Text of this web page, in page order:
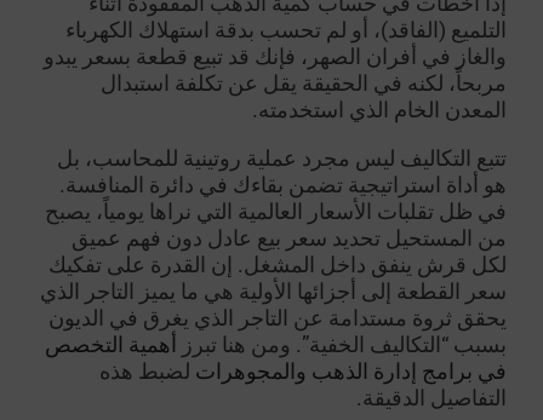
التلميع (الفاقد)، أو لم تحسب بدقة استهلاك الكهرباء
والغاز في أفران الصهر، فإنك قد تبيع قطعة بسعر يبدو
مربحاً، لكنه في الحقيقة يقل عن تكلفة استبدال
المعدن الخام الذي استخدمته.
تتبع التكاليف ليس مجرد عملية روتينية للمحاسب، بل
هو أداة استراتيجية تضمن بقاءك في دائرة المنافسة.
في ظل تقلبات الأسعار العالمية التي نراها يومياً، يصبح
من المستحيل تحديد سعر بيع عادل دون فهم عميق
لكل قرش ينفق داخل المشغل. إن القدرة على تفكيك
سعر القطعة إلى أجزائها الأولية هي ما يميز التاجر الذي
يحقق ثروة مستدامة عن التاجر الذي يغرق في الديون
بسبب “التكاليف الخفية”. ومن هنا تبرز
أهمية التخصص
في برامج إدارة الذهب والمجوهرات لضبط هذه
التفاصيل الدقيقة.